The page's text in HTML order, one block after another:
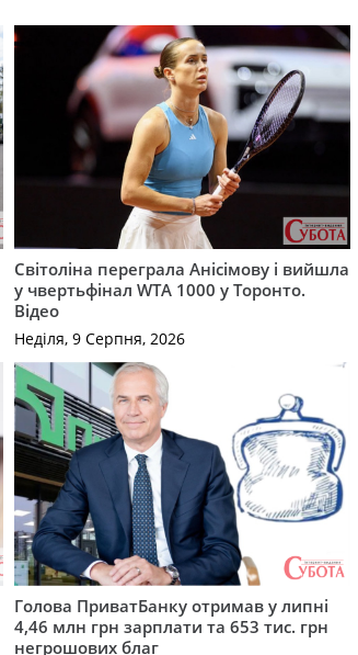
Світоліна переграла Анісімову і вийшла
у чвертьфінал WTA 1000 у Торонто.
Відео
Неділя, 9 Серпня, 2026
Голова ПриватБанку отримав у липні
4,46 млн грн зарплати та 653 тис. грн
негрошових благ